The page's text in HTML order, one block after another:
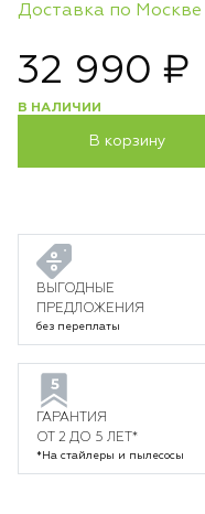
Доставка по Москве
32 990 ₽
В НАЛИЧИИ
В корзину
ВЫГОДНЫЕ
ПРЕДЛОЖЕНИЯ
без переплаты
ГАРАНТИЯ
ОТ 2 ДО 5 ЛЕТ*
*На стайлеры и пылесосы